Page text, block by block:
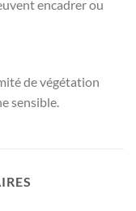
encadrer ou
de végétation
sensible.